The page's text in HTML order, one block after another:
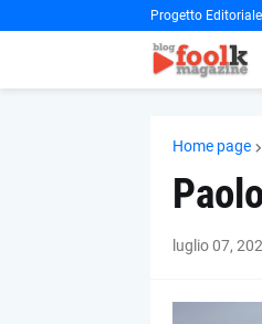
Progetto Editoriale
Home page
luglio 07,